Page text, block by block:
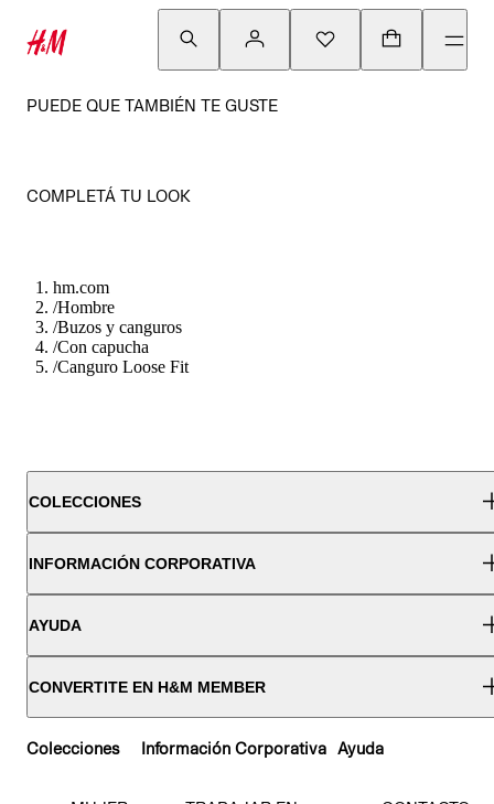
PUEDE QUE TAMBIÉN TE GUSTE
COMPLETÁ TU LOOK
hm.com
/Hombre
/Buzos y canguros
/Con capucha
/Canguro Loose Fit
COLECCIONES
INFORMACIÓN CORPORATIVA
AYUDA
CONVERTITE EN H&M MEMBER
Colecciones Información Corporativa Ayuda